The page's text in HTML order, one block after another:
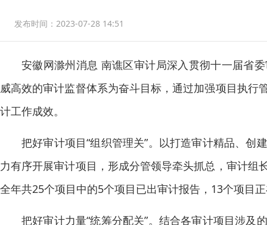
发布时间：2023-07-28 14:51
安徽网滁州消息 南谯区审计局深入贯彻十一届省
威高效的审计监督体系为奋斗目标，通过加强项目执
计工作成效。
把好审计项目“组织管理关”。以打造审计精品、
力有序开展审计项目，形成分管领导牵头抓总，审计
全年共25个项目中的5个项目已出审计报告，13个项目
把好审计力量“统筹分配关”。结合各审计项目涉